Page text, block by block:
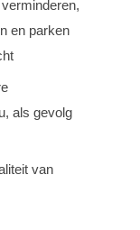
en parken
als gevolg
van